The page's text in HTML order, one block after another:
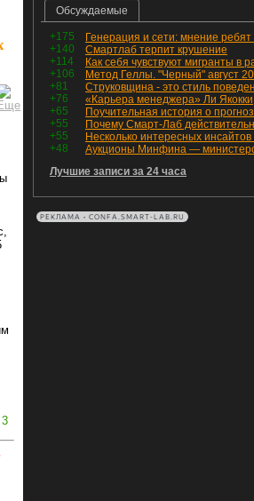
3
Обсуждаемые
+175
+140
Смартлаб терпит крушение
+114
+106
+81
+76
«Карьера менеджера» Ли Якокки
+65
+55
+55
+48
Лучшие записи за 24 часа
РЕКЛАМА • CONFA.SMART-LAB.RU